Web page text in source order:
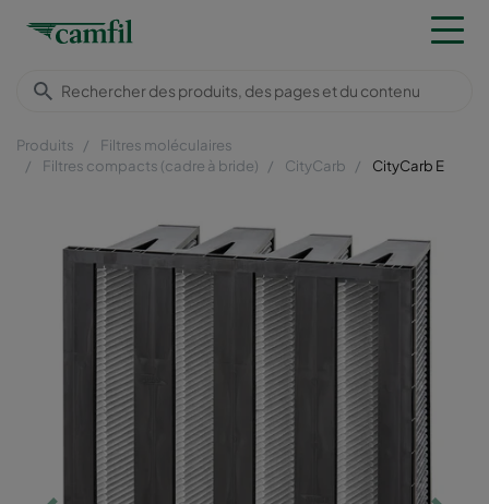
Produits
Filtres moléculaires
Filtres compacts (cadre à bride)
CityCarb CityCarb E